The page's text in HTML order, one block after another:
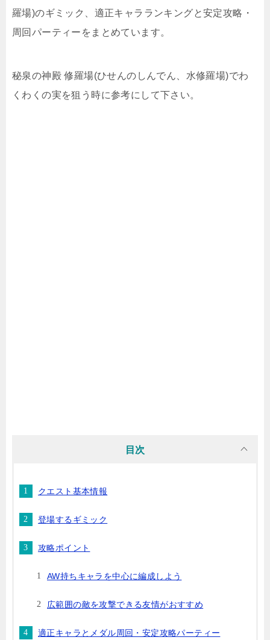
羅場)のギミック、適正キャラランキングと安定攻略・
周回パーティーをまとめています。
秘泉の神殿 修羅場(ひせんのしんでん、水修羅場)でわ
くわくの実を狙う時に参考にして下さい。
目次
クエスト基本情報
登場するギミック
攻略ポイント
AW持ちキャラを中心に編成しよう
広範囲の敵を攻撃できる友情がおすすめ
適正キャラとメダル周回・安定攻略パーティー